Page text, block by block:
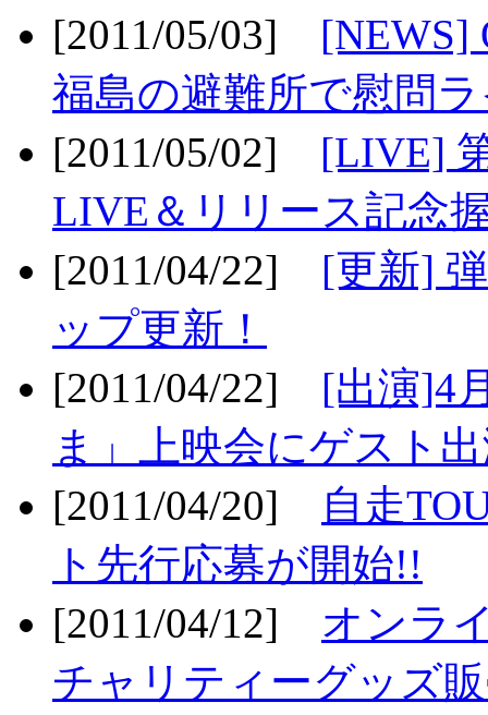
[2011/05/03] [NEWS]
福島の避難所で慰問
[2011/05/02] [LIVE]
LIVE＆リリース記念
[2011/04/22] [更新]
ップ更新！
[2011/04/22] [出演]4
ま」上映会にゲスト
[2011/04/20]
自走
ト先行応募が開始!!
[2011/04/12] オンラ
チャリティーグッズ